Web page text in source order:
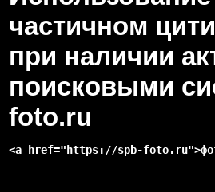
частичном
при наличии
поисковыми
foto.ru
<a href="https://spb-